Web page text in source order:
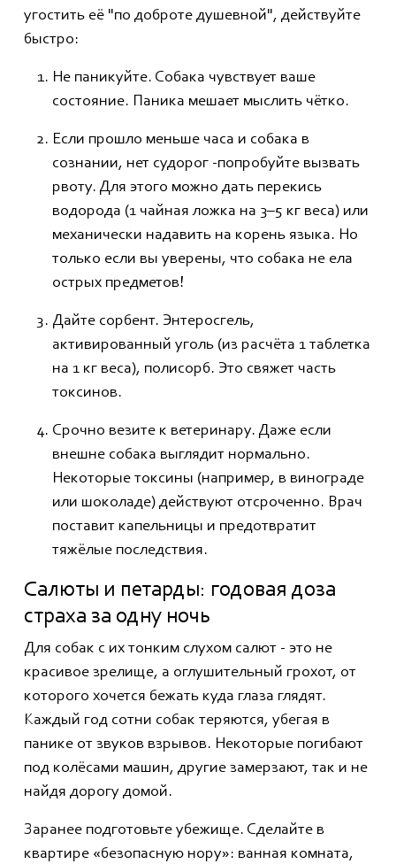
угостить её "по доброте душевной", действуйте
быстро:
Не паникуйте. Собака чувствует ваше
состояние. Паника мешает мыслить чётко.
Если прошло меньше часа и собака в
сознании, нет судорог -попробуйте вызвать
рвоту. Для этого можно дать перекись
водорода (1 чайная ложка на 3–5 кг веса) или
механически надавить на корень языка. Но
только если вы уверены, что собака не ела
острых предметов!
Дайте сорбент. Энтеросгель,
активированный уголь (из расчёта 1 таблетка
на 1 кг веса), полисорб. Это свяжет часть
токсинов.
Срочно везите к ветеринару. Даже если
внешне собака выглядит нормально.
Некоторые токсины (например, в винограде
или шоколаде) действуют отсроченно. Врач
поставит капельницы и предотвратит
тяжёлые последствия.
Салюты и петарды: годовая доза
страха за одну ночь
Для собак с их тонким слухом салют - это не
красивое зрелище, а оглушительный грохот, от
которого хочется бежать куда глаза глядят.
Каждый год сотни собак теряются, убегая в
панике от звуков взрывов. Некоторые погибают
под колёсами машин, другие замерзают, так и не
найдя дорогу домой.
Заранее подготовьте убежище. Сделайте в
квартире «безопасную нору»: ванная комната,